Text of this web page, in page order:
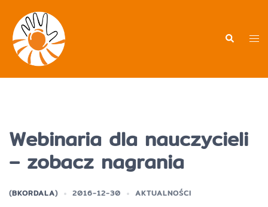
treści
Webinaria dla nauczycieli
– zobacz nagrania
(BKORDALA) 2016-12-30 AKTUALNOŚCI